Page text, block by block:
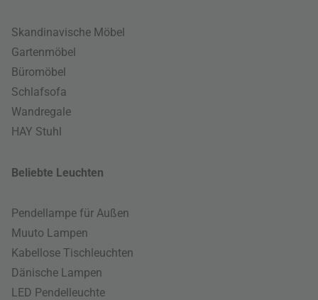
Skandinavische Möbel
Gartenmöbel
Büromöbel
Schlafsofa
Wandregale
HAY Stuhl
Beliebte Leuchten
Pendellampe für Außen
Muuto Lampen
Kabellose Tischleuchten
Dänische Lampen
LED Pendelleuchte